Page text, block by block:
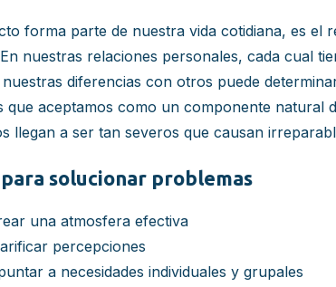
forma parte de nuestra vida cotidiana, es el
nuestras relaciones personales, cada cual
diferencias con otros puede
que aceptamos como un componente natural
llegan a ser tan severos que causan
para solucionar problemas
una atmosfera efectiva
percepciones
a necesidades individuales y grupales